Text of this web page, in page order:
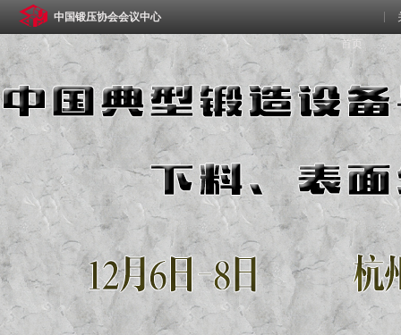
中国锻压协会会议中心
首页